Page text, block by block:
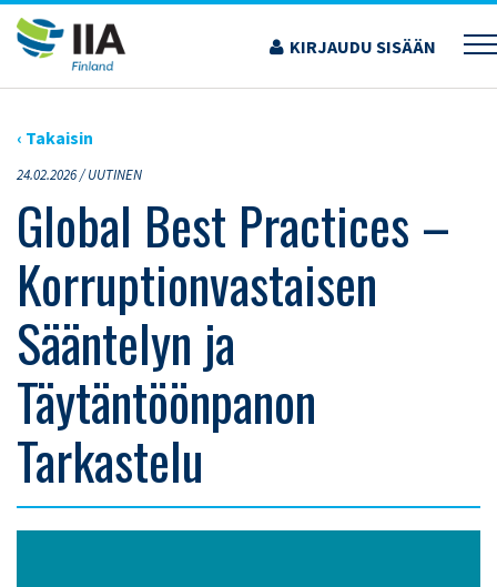
Siirry
sisältöön
KIRJAUDU SISÄÄN
›ARTIKKELIT›GLOBAL BEST PRACTICES – KORRUPTIONVASTAISEN SÄÄNTELYN
JA TÄYTÄNTÖÖNPANON TARKASTELU
‹ Takaisin
24.02.2026 /UUTINEN
Global Best Practices –
Korruptionvastaisen
Sääntelyn ja
Täytäntöönpanon
Tarkastelu